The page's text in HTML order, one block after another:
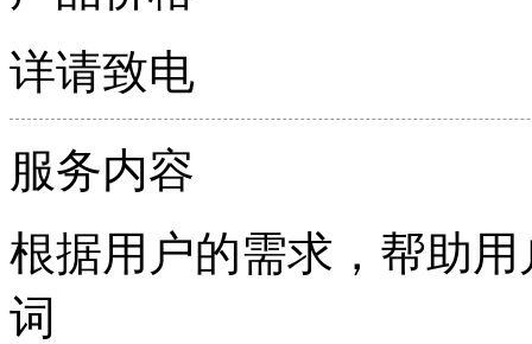
详请致电
服务内容
根据用户的需求，帮助
词